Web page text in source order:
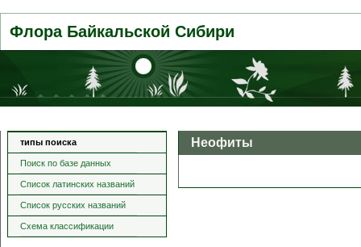
Флора Байкальской Сибири
типы поиска
Поиск по базе данных
Список латинских названий
Список русских названий
Схема классификации
Неофиты